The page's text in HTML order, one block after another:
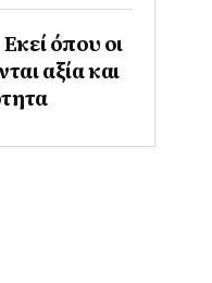
όπου οι
αξία και